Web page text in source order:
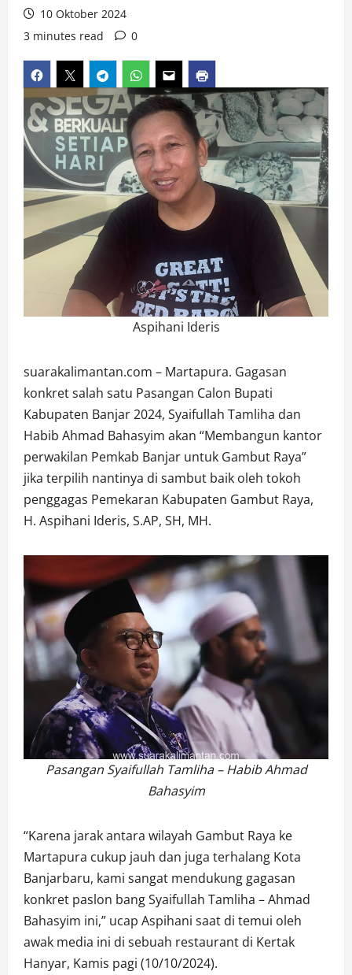
10 Oktober 2024
3 minutes read
0
Aspihani Ideris
suarakalimantan.com – Martapura. Gagasan
konkret salah satu Pasangan Calon Bupati
Kabupaten Banjar 2024, Syaifullah Tamliha dan
Habib Ahmad Bahasyim akan “Membangun kantor
perwakilan Pemkab Banjar untuk Gambut Raya”
jika terpilih nantinya di sambut baik oleh tokoh
penggagas Pemekaran Kabupaten Gambut Raya,
H. Aspihani Ideris, S.AP, SH, MH.
Pasangan Syaifullah Tamliha – Habib Ahmad
Bahasyim
“Karena jarak antara wilayah Gambut Raya ke
Martapura cukup jauh dan juga terhalang Kota
Banjarbaru, kami sangat mendukung gagasan
konkret paslon bang Syaifullah Tamliha – Ahmad
Bahasyim ini,” ucap Aspihani saat di temui oleh
awak media ini di sebuah restaurant di Kertak
Hanyar, Kamis pagi (10/10/2024).